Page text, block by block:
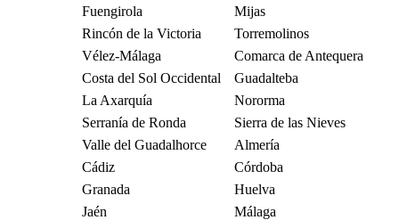
Fuengirola
Mijas
Rincón de la Victoria
Torremolinos
Vélez-Málaga
Comarca de Antequera
Costa del Sol Occidental
Guadalteba
La Axarquía
Nororma
Serranía de Ronda
Sierra de las Nieves
Valle del Guadalhorce
Almería
Cádiz
Córdoba
Granada
Huelva
Jaén
Málaga